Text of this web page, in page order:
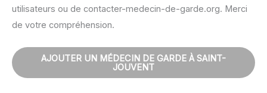
utilisateurs ou de contacter-medecin-de-garde.org. Merci
de votre compréhension.
AJOUTER UN MÉDECIN DE GARDE À SAINT-
JOUVENT